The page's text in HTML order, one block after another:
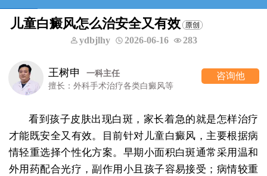
儿童白癜风怎么治安全又有效
ydbjlhy 2026-06-16 283
王树申
一科主任
擅长：外科手术治疗各类白癜风等
咨询他
看到孩子皮肤出现白斑，家长着急的就是怎样治疗
才能既安全又有效。目前针对儿童白癜风，主要根据病
情轻重选择个性化方案。早期小面积白斑通常采用温和
外用药配合光疗，副作用小且孩子容易接受；病情较重